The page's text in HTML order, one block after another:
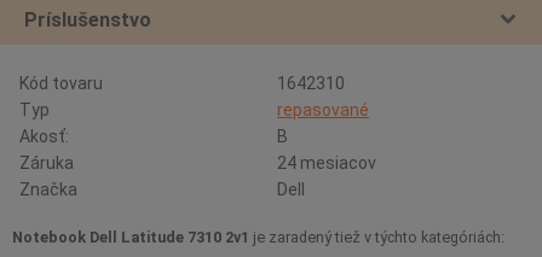
Príslušenstvo
Kód tovaru
1642310
Typ
repasované
Akosť:
B
Záruka
24 mesiacov
Značka
Dell
Notebook Dell Latitude 7310 2v1 je zaradený tiež v týchto kategóriách: